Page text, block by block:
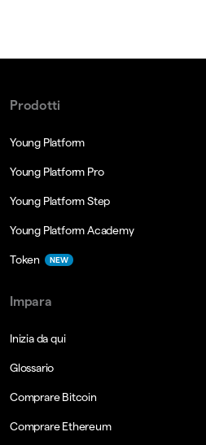
Prodotti
Young Platform
Young Platform Pro
Young Platform Step
Young Platform Academy
Token NEW
Impara
Inizia da qui
Glossario
Comprare Bitcoin
Comprare Ethereum